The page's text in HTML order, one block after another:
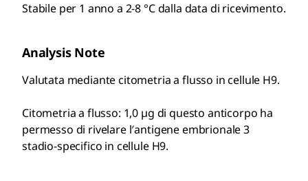
Stabile per 1 anno a 2-8 °C dalla data di ricevimento.
Analysis Note
Valutata mediante citometria a flusso in cellule H9.
Citometria a flusso: 1,0 µg di questo anticorpo ha
permesso di rivelare l′antigene embrionale 3
stadio-specifico in cellule H9.